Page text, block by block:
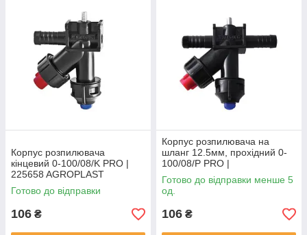
Корпус розпилювача
кінцевий 0-100/08/K PRO |
225658 AGROPLAST
Готово до відправки
106 ₴
Корпус розпилювача на
шланг 12.5мм, прохідний 0-
100/08/P PRO |
225665 AGROPLAST
Готово до відправки менше 5
од.
106 ₴